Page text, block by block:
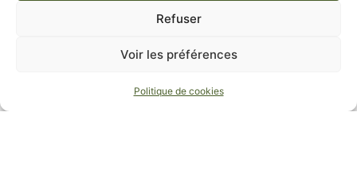
Refuser
Voir les préférences
Politique de cookies